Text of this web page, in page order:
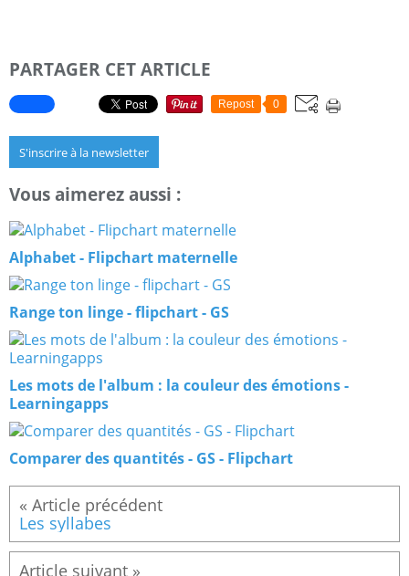
PARTAGER CET ARTICLE
Repost 0
S'inscrire à la newsletter
Vous aimerez aussi :
Alphabet - Flipchart maternelle
Range ton linge - flipchart - GS
Les mots de l'album : la couleur des émotions -
Learningapps
Comparer des quantités - GS - Flipchart
Les syllabes